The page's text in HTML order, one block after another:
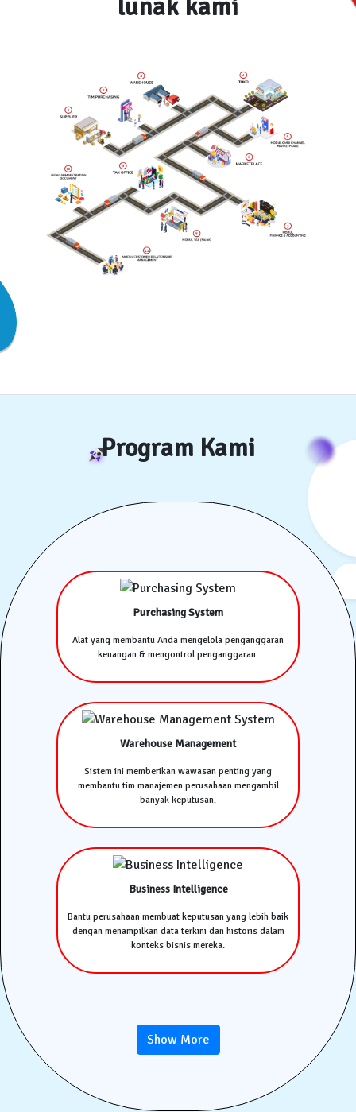
lunak kami
Program Kami
Purchasing System
Alat yang membantu Anda mengelola penganggaran
keuangan & mengontrol penganggaran.
Warehouse Management
Sistem ini memberikan wawasan penting yang
membantu tim manajemen perusahaan mengambil
banyak keputusan.
Business Intelligence
Bantu perusahaan membuat keputusan yang lebih baik
dengan menampilkan data terkini dan historis dalam
konteks bisnis mereka.
Show More